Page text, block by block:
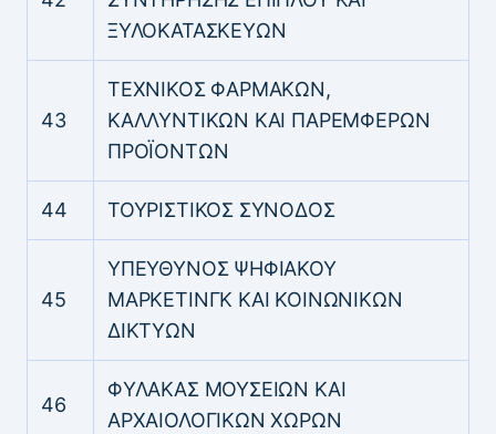
ΞΥΛΟΚΑΤΑΣΚΕΥΩΝ
43
ΤΕΧΝΙΚΟΣ ΦΑΡΜΑΚΩΝ,
ΚΑΛΛΥΝΤΙΚΩΝ ΚΑΙ ΠΑΡΕΜΦΕΡΩΝ
ΠΡΟΪΟΝΤΩΝ
44 ΤΟΥΡΙΣΤΙΚΟΣ ΣΥΝΟΔΟΣ
45
ΥΠΕΥΘΥΝΟΣ ΨΗΦΙΑΚΟΥ
ΜΑΡΚΕΤΙΝΓΚ ΚΑΙ ΚΟΙΝΩΝΙΚΩΝ
ΔΙΚΤΥΩΝ
46
ΦΥΛΑΚΑΣ ΜΟΥΣΕΙΩΝ ΚΑΙ
ΑΡΧΑΙΟΛΟΓΙΚΩΝ ΧΩΡΩΝ